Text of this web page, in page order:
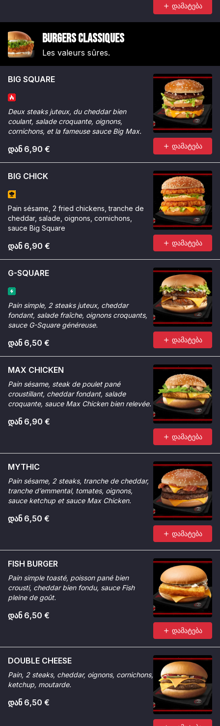
დამატება
Burgers Classiques
Les valeurs sûres.
BIG SQUARE
Deux steaks juteux, du cheddar bien
coulant, salade croquante, oignons,
cornichons, et la fameuse sauce Big Max.
დან 6,90 € დამატება
BIG CHICK
Pain sésame, 2 fried chickens, tranche de
cheddar, salade, oignons, cornichons,
sauce Big Square
დან 6,90 € დამატება
G-SQUARE
Pain simple, 2 steaks juteux, cheddar
fondant, salade fraîche, oignons croquants,
sauce G-Square généreuse.
დან 6,50 € დამატება
MAX CHICKEN
Pain sésame, steak de poulet pané
croustillant, cheddar fondant, salade
croquante, sauce Max Chicken bien relevée.
დან 6,90 €
დამატება
MYTHIC
Pain sésame, 2 steaks, tranche de cheddar,
tranche d’emmental, tomates, oignons,
sauce ketchup et sauce Max Chicken.
დან 6,50 €
დამატება
FISH BURGER
Pain simple toasté, poisson pané bien
crousti, cheddar bien fondu, sauce Fish
pleine de goût.
დან 6,50 €
დამატება
DOUBLE CHEESE
Pain, 2 steaks, cheddar, oignons, cornichons,
ketchup, moutarde.
დან 6,50 €